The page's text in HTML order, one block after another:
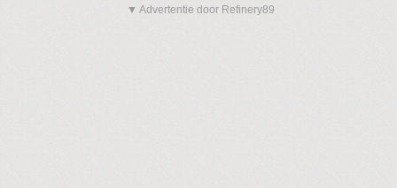
▼ Advertentie door Refinery89